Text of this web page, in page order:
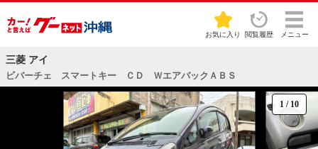
お気に入り 閲覧履歴 メニュー
三菱 アイ
ビバーチェ スマートキー ＣＤ ＷエアバックＡＢＳ
1 / 10